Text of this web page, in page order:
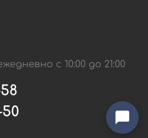
с 10:00 до 21:00